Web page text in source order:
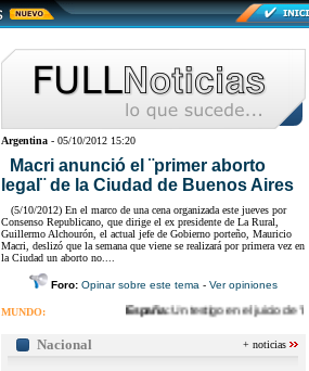
Argentina- 05/10/2012 15:20
Macri anunció el ¨primer aborto
legal¨ de la Ciudad de Buenos Aires
(5/10/2012) En el marco de una cena organizada este jueves por
Consenso Republicano, que dirige el ex presidente de La Rural,
Guillermo Alchourón, el actual jefe de Gobierno porteño, Mauricio
Macri, deslizó que la semana que viene se realizará por primera vez en
la Ciudad un aborto no....
Foro: Opinar sobre este tema - Ver opiniones
MUNDO: España:Un testigo en el juicio de 'El
Nacional + noticias